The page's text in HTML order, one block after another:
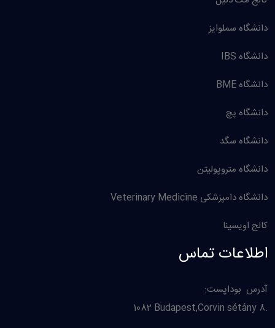
دانشگاه سملوایز
دانشگاه IBS
دانشگاه BME
دانشگاه پچ
دانشگاه سگد
دانشگاه متروپولیتن
دانشگاه دامپزشکی Veterinary Medicine
کالج اویسینا
اطلاعات تماس
:آدرس بوداپست
1082 Budapest,Corvin sétány 8.